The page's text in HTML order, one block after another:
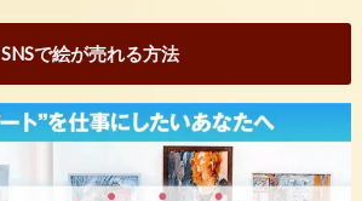
SNSで絵が売れる方法